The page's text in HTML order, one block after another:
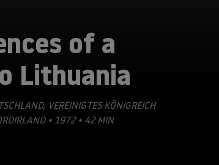
of a
Lithuania
VEREINIGTES KÖNIGREICH
• 1972 • 42 MIN